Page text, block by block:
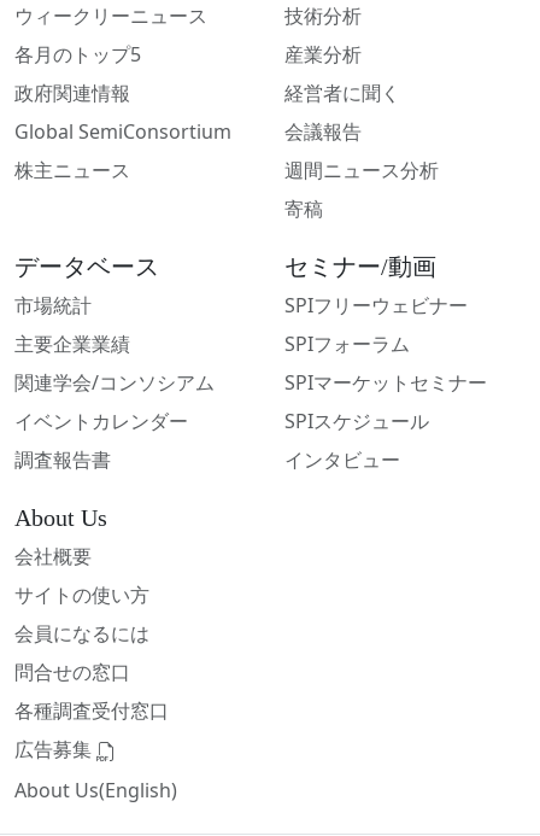
ウィークリーニュース
各月のトップ5
政府関連情報
Global SemiConsortium
株主ニュース
技術分析
産業分析
経営者に聞く
会議報告
週間ニュース分析
寄稿
データベース
市場統計
主要企業業績
関連学会/コンソシアム
イベントカレンダー
調査報告書
セミナー/動画
SPIフリーウェビナー
SPIフォーラム
SPIマーケットセミナー
SPIスケジュール
インタビュー
About Us
会社概要
サイトの使い方
会員になるには
問合せの窓口
各種調査受付窓口
広告募集
About Us(English)